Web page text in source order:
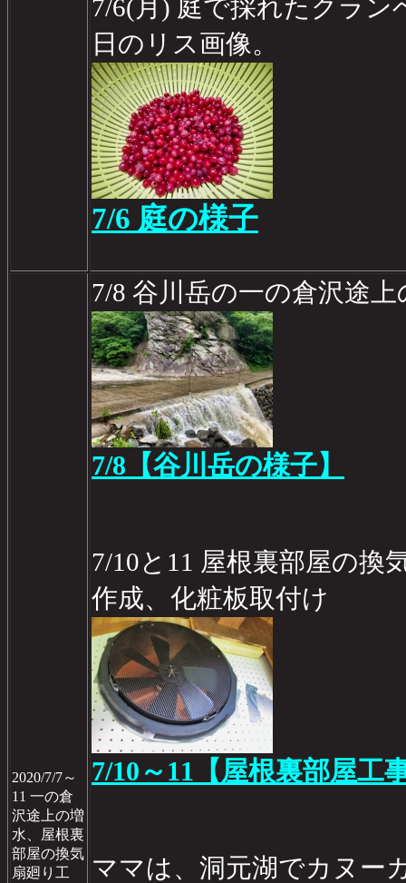
7/6(月) 庭で採れたクラ
日のリス画像。
7/6 庭の様子
2020/7/7～
11 一の倉
沢途上の増
水、屋根裏
部屋の換気
扇廻り工
7/8 谷川岳の一の倉沢途
7/8【谷川岳の様子】
7/10と11 屋根裏部屋の換
作成、化粧板取付け
7/10～11【屋根裏部屋工
ママは、洞元湖でカヌー